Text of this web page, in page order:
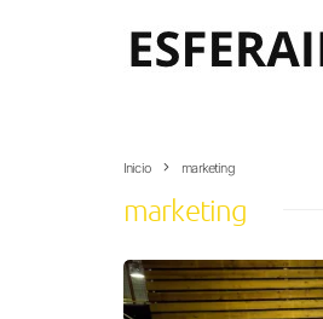
Inicio marketing
marketing